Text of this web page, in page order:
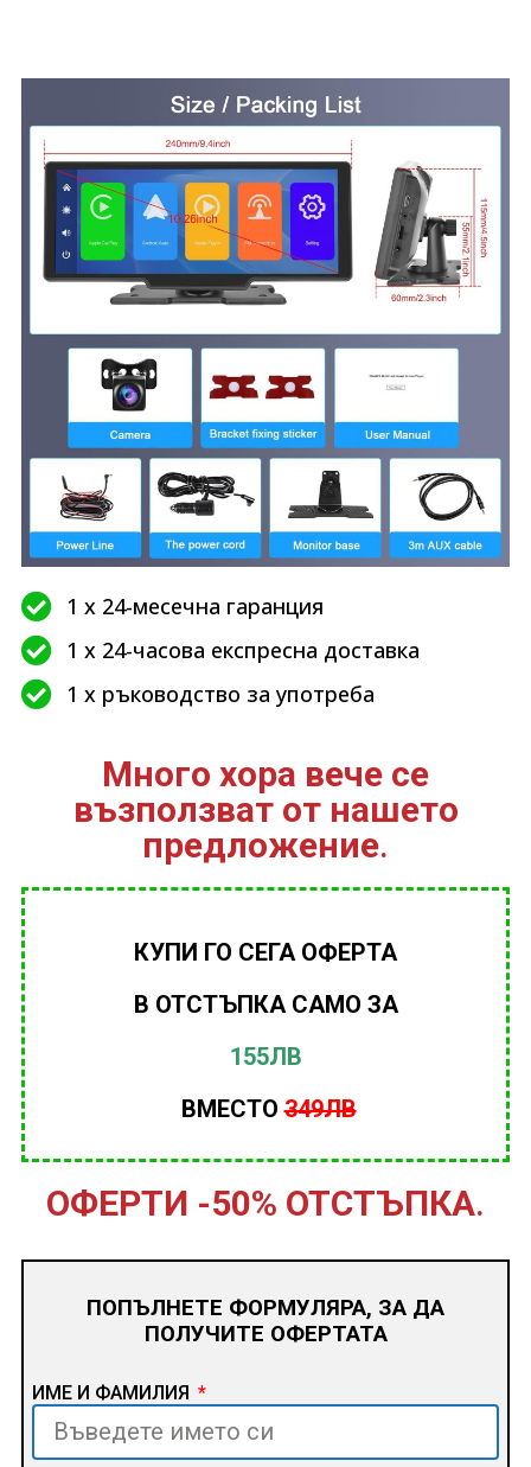
1 x 24-месечна гаранция
1 x 24-часова експресна доставка
1 x ръководство за употреба
Много хора вече се
възползват от нашето
предложение.
КУПИ ГО СЕГА ОФЕРТА
В ОТСТЪПКА САМО ЗА
155ЛВ
ВМЕСТО349ЛВ
ОФЕРТИ -50% ОТСТЪПКА.
ПОПЪЛНЕТЕ ФОРМУЛЯРА, ЗА ДА
ПОЛУЧИТЕ ОФЕРТАТА
ИМЕ И ФАМИЛИЯ